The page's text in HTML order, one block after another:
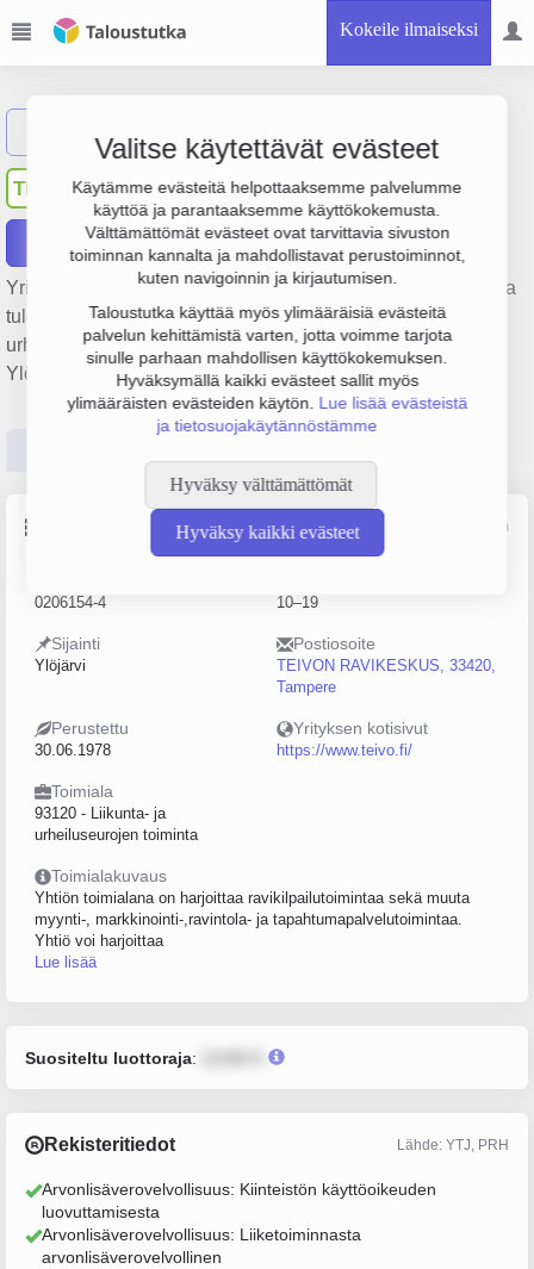
Kokeile ilmaiseksi
Valitse käytettävät evästeet
Käytämme evästeitä helpottaaksemme palvelumme
käyttöä ja parantaaksemme käyttökokemusta.
Välttämättömät evästeet ovat tarvittavia sivuston
toiminnan kannalta ja mahdollistavat perustoiminnot,
kuten navigoinnin ja kirjautumisen.
Taloustutka käyttää myös ylimääräisiä evästeitä
palvelun kehittämistä varten, jotta voimme tarjota
sinulle parhaan mahdollisen käyttökokemuksen.
Hyväksymällä kaikki evästeet sallit myös
ylimääräisten evästeiden käytön. Lue lisää evästeistä
ja tietosuojakäytännöstämme
Hyväksy välttämättömät
Hyväksy kaikki evästeet
TR Tampereen Ravirata Oy
Raportit
Yrityksen Tampereen Ravirata Oy liikevaihto on 888 000 € ja
tulos -150 000 €. Sen päätoimiala on Liikunta- ja
urheiluseurojen toiminta, perustamisvuosi 1978 ja sijainti
Ylöjärvi. Yrityksen yhtiömuoto Osakeyhtiö (OY).
Lähde: YTJ, PRH, Traficom
0206154-4 10–19
Sijainti
Ylöjärvi
Postiosoite
TEIVON RAVIKESKUS, 33420,
Tampere
Perustettu
30.06.1978
Yrityksen kotisivut
https://www.teivo.fi/
Toimiala
93120 - Liikunta- ja
urheiluseurojen toiminta
Toimialakuvaus
Yhtiön toimialana on harjoittaa ravikilpailutoimintaa sekä muuta
myynti-, markkinointi-,ravintola- ja tapahtumapalvelutoimintaa.
Yhtiö voi harjoittaa
Lue lisää
Suositeltu luottoraja:
Rekisteritiedot Lähde: YTJ, PRH
Arvonlisäverovelvollisuus: Kiinteistön käyttöoikeuden
luovuttamisesta
Arvonlisäverovelvollisuus: Liiketoiminnasta
arvonlisäverovelvollinen